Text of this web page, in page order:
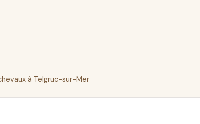
à Telgruc-sur-Mer